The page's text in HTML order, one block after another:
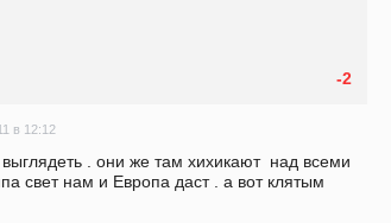
-2
в 12:12
. они же там хихикают  над всеми
свет нам и Европа даст . а вот клятым